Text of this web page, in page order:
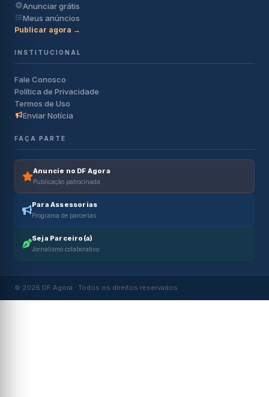
Anunciar grátis
Meus anúncios
Publicar agora →
INSTITUCIONAL
Fale Conosco
Política de Privacidade
Termos de Uso
Enviar Notícia
FAÇA PARTE
Anuncie no DF Agora
Publicação patrocinada
Para Assessorias
Programa de parcerias
Seja Parceiro(a)
Jornalismo colaborativo
© 2026 DF Agora · Todos os direitos reservados